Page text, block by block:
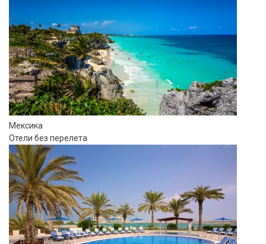
Мексика
Отели без перелета